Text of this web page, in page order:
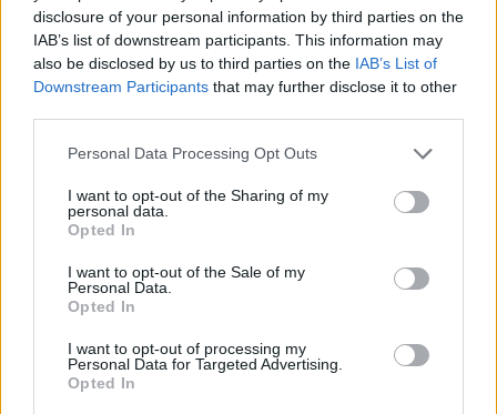
disclosure of your personal information by third parties on the
IAB’s list of downstream participants. This information may
also be disclosed by us to third parties on the IAB’s List of
Downstream Participants that may further disclose it to other
Personal Data Processing Opt Outs
I want to opt-out of the Sharing of my
personal data.
Opted In
I want to opt-out of the Sale of my
Personal Data.
Opted In
I want to opt-out of processing my
Personal Data for Targeted Advertising.
Opted In
Σύμφωνα με τις δηλώσεις του Jorge Diez, Design
Director της εταιρίας: «Το DarkRebel αποτελεί
την απόλυτη έκφραση του DNA της CUPRA.
Είναι ένα αυτοκίνητο που έχει σκοπό να ενισχύσει τα
αισθήματά σας